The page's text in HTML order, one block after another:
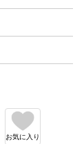
お気に入り